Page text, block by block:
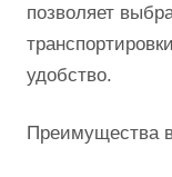
позволяет
удобство.
Преимущества